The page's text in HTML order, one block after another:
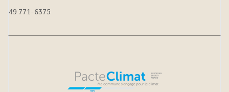
49 771-6375